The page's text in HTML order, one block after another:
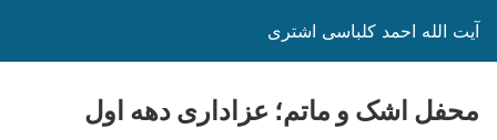
آیت الله احمد کلباسی اشتری
محفل اشک و ماتم؛ عزاداری دهه اول